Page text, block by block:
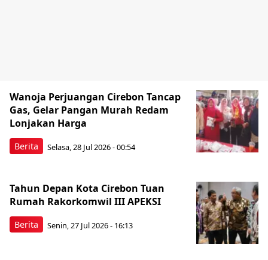
Berita
Wanoja Perjuangan Cirebon Tancap
Gas, Gelar Pangan Murah Redam
Lonjakan Harga
Selasa, 28 Jul 2026 - 00:54
Berita
Tahun Depan Kota Cirebon Tuan
Rumah Rakorkomwil III APEKSI
Senin, 27 Jul 2026 - 16:13